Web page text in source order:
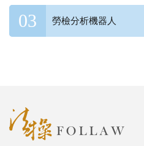
勞檢分析機器人